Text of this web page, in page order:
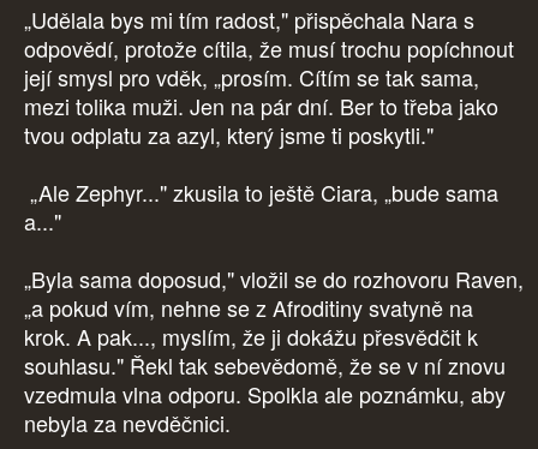
„Udělala bys mi tím radost," přispěchala Nara s
odpovědí, protože cítila, že musí trochu popíchnout
její smysl pro vděk, „prosím. Cítím se tak sama,
mezi tolika muži. Jen na pár dní. Ber to třeba jako
tvou odplatu za azyl, který jsme ti poskytli."
„Ale Zephyr..." zkusila to ještě Ciara, „bude sama
a..."
„Byla sama doposud," vložil se do rozhovoru Raven,
„a pokud vím, nehne se z Afroditiny svatyně na
krok. A pak..., myslím, že ji dokážu přesvědčit k
souhlasu." Řekl tak sebevědomě, že se v ní znovu
vzedmula vlna odporu. Spolkla ale poznámku, aby
nebyla za nevděčnici.